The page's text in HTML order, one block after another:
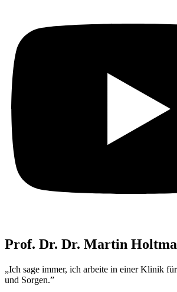
Prof. Dr. Dr. Martin
„Ich sage immer, ich arbeite in einer Klinik
und Sorgen.”